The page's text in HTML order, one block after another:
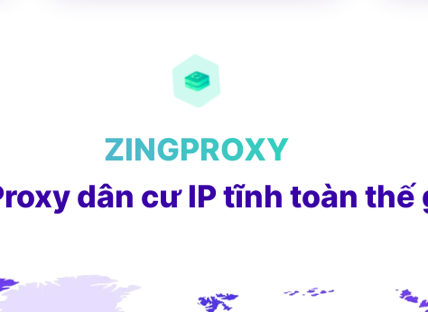
ZINGPROXY
dân cư IP tĩnh toàn thế